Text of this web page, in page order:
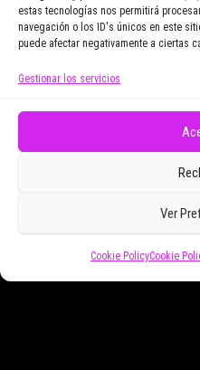
estas tecnologías nos permitirá
navegación o los ID's únicos en este
puede afectar negativamente a ciertas
Gestionar los servicios
Ver
Cookie PolicyCookie
Email Address
electrónicos
Funciona gracias a